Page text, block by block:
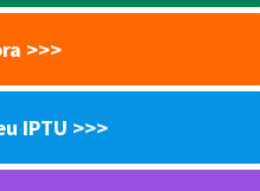
>>>
IPTU >>>